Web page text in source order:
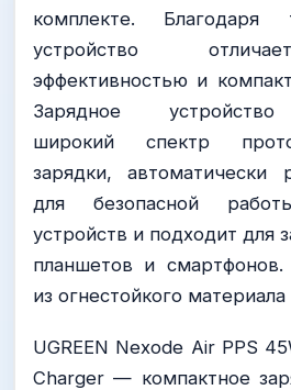
комплекте. Благодаря
устройство
эффективностью и
Зарядное
широкий спектр
зарядки, автоматически
для безопасной
устройств и подходит для
планшетов и
из огнестойкого материала
UGREEN Nexode Air PPS
Charger — компактное